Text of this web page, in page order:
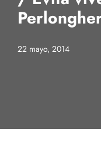
22 mayo, 2014